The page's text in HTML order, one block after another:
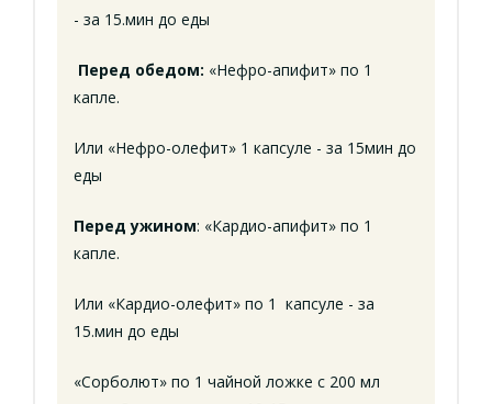
- за 15.мин до еды
Перед обедом: «Нефро-апифит» по 1
капле.
Или «Нефро-олефит» 1 капсуле - за 15мин до
еды
Перед ужином: «Кардио-апифит» по 1
капле.
Или «Кардио-олефит» по 1 капсуле - за
15.мин до еды
«Сорболют» по 1 чайной ложке с 200 мл